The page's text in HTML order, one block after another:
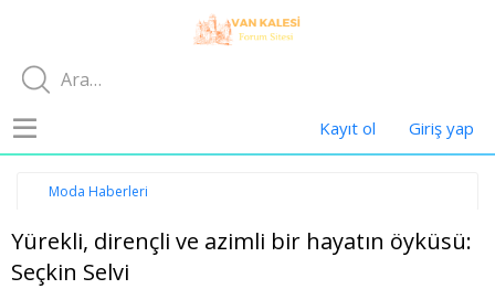
Kayıt ol Giriş yap
Moda Haberleri
Yürekli, dirençli ve azimli bir hayatın öyküsü:
Seçkin Selvi